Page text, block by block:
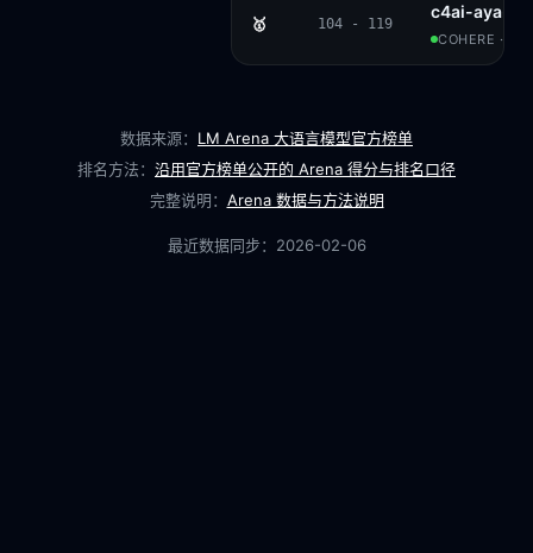
🥇 104 - 119
c4ai-aya-
COHERE ·
数据来源： LM Arena 大语言模型官方榜单
排名方法： 沿用官方榜单公开的 Arena 得分与排名口径
完整说明： Arena 数据与方法说明
最近数据同步： 2026-02-06